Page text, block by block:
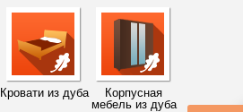
Кровати из дуба
Корпусная
мебель из дуба